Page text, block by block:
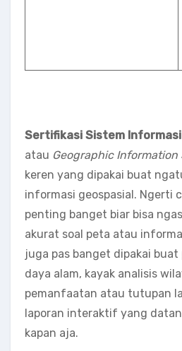
Sertifikasi Sistem Informasi
atau Geographic Information
keren yang dipakai buat
informasi geospasial. Ngerti
penting banget biar bisa
akurat soal peta atau
juga pas banget dipakai
daya alam, kayak analisis
pemanfaatan atau tutupan
laporan interaktif yang
kapan aja.